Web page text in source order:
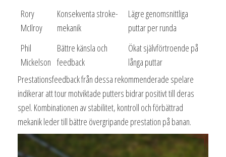
Rory
McIlroy
Konsekventa stroke-
mekanik
Lägre genomsnittliga
puttar per runda
Phil
Mickelson
Bättre känsla och
feedback
Ökat självförtroende på
långa puttar
Prestationsfeedback från dessa rekommenderade spelare
indikerar att tour motviktade putters bidrar positivt till deras
spel. Kombinationen av stabilitet, kontroll och förbättrad
mekanik leder till bättre övergripande prestation på banan.